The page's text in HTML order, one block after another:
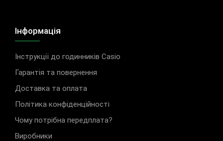
Інформація
Інструкції до годинників Casio
Гарантія та повернення
Доставка та оплата
Політика конфіденційності
Чому потрібна передплата?
Виробники